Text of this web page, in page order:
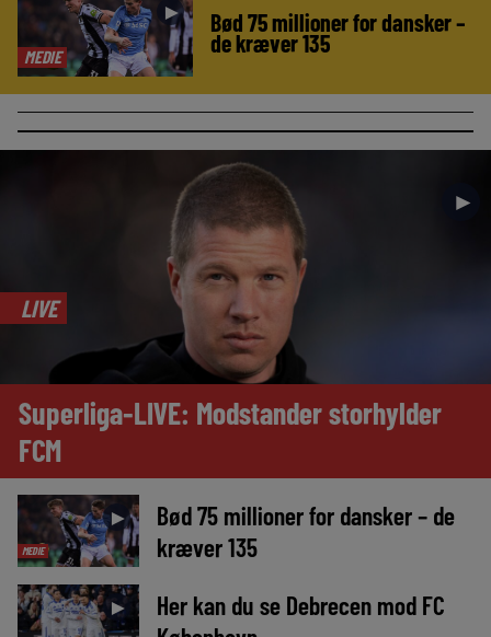
MEDIE
► Bød 75 millioner for dansker –
de kræver 135
►
LIVE
Superliga-LIVE: Modstander storhylder
FCM
MEDIE
►
Bød 75 millioner for dansker – de
kræver 135
►
Her kan du se Debrecen mod FC